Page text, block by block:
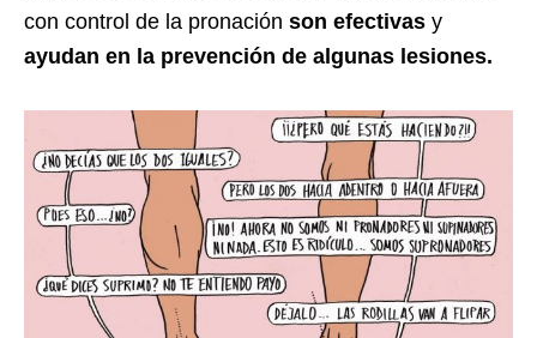
con control de la pronación son efectivas y
ayudan en la prevención de algunas lesiones.